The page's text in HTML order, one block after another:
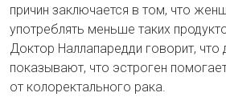
причин заключается в том, что
употреблять меньше таких
Доктор Наллапаредди говорит, что
показывают, что эстроген
от колоректального рака.